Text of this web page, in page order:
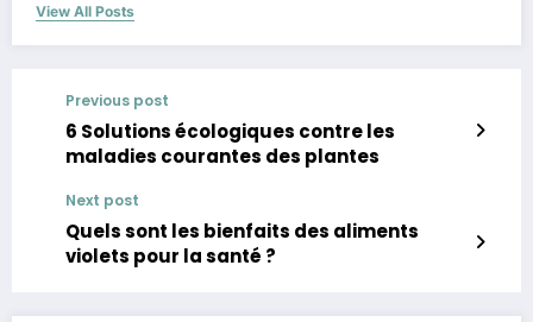
View All Posts
Previous post
6 Solutions écologiques contre les
maladies courantes des plantes
Next post
Quels sont les bienfaits des aliments
violets pour la santé ?